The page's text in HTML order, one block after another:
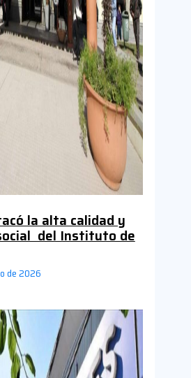
la alta calidad y
del Instituto de
de 2026